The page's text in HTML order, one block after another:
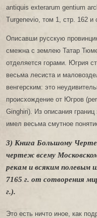
antiquis exterarum gentium
Turgenevio, том 1, стр. 162
Описавши русскую
смежна с землею Татар
отделяется горами. Югрия
весьма лесиста и
венгерским: это
происхождение от Югров
Ginghiri). Из описания
имел весьма смутное
3) Книга Большому
чертеж всему
рекам и всяким полевым
7165 г. от сотворения
г.).
Это есть ничто иное, как